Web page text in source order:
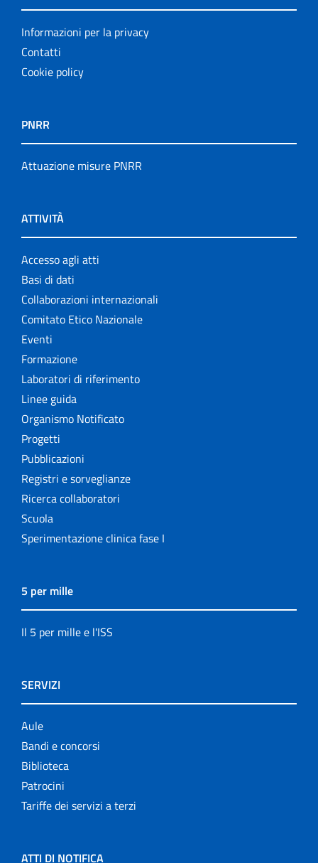
Informazioni per la privacy
Contatti
Cookie policy
PNRR
Attuazione misure PNRR
ATTIVITÀ
Accesso agli atti
Basi di dati
Collaborazioni internazionali
Comitato Etico Nazionale
Eventi
Formazione
Laboratori di riferimento
Linee guida
Organismo Notificato
Progetti
Pubblicazioni
Registri e sorveglianze
Ricerca collaboratori
Scuola
Sperimentazione clinica fase I
5 per mille
Il 5 per mille e l'ISS
SERVIZI
Aule
Bandi e concorsi
Biblioteca
Patrocini
Tariffe dei servizi a terzi
ATTI DI NOTIFICA